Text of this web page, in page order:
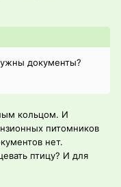
документы?
кольцом. И
питомников
нет.
птицу? И для